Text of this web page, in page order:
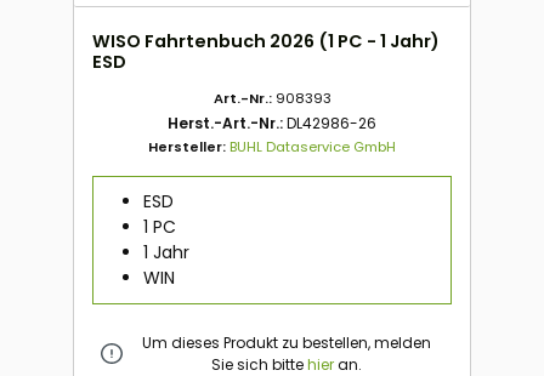
WISO Fahrtenbuch 2026 (1 PC - 1 Jahr)
ESD
Art.-Nr.: 908393
Herst.-Art.-Nr.:DL42986-26
Hersteller:BUHL Dataservice GmbH
ESD
1 PC
1 Jahr
WIN
Um dieses Produkt zu bestellen, melden
Sie sich bittehieran.